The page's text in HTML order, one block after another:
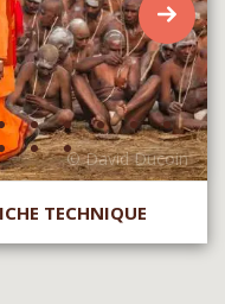
TECHNIQUE